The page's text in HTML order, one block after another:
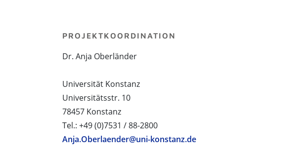
PROJEKTKOORDINATION
Dr. Anja Oberländer
Universität Konstanz
Universitätsstr. 10
78457 Konstanz
Tel.: +49 (0)7531 / 88-2800
Anja.Oberlaender@uni-konstanz.de